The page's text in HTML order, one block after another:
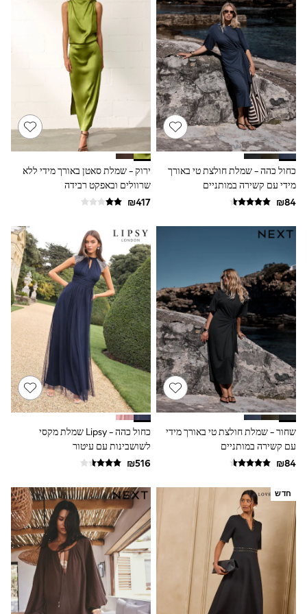
Sandals & Clogs
Baby & Toddler
Boots
Half Sizes
School Shoes
Slippers
Sneakers & Pumps
Wide Fit
Wellies
Tops
Dresses
Shorts
Skirts
Rash Vests
Sun Safe Swimwear
Sun Hats & Caps
Summer Dresses
Occasion and Party Dresses
Sequin Dresses
Short Sleeve Dresses
Longsleeve Dresses
100% Cotton Dresses
Gilets
Hooded
Parkas
Puffers
Raincoats
Shackets
Dresses
T-Shirts
Leggings
Pants
Underwear
Footwear
Multipack T-Shirts
Multipack Sleepsuits
Multipack Socks & Tights
Multipack Underwear
All Underwear
New In
Pyjamas
Thermals
Sleepsuits
Socks & Tights
כחול כהה - שמלת חולצת טי באורך
מידי עם קשירה במותניים
ירוק - שמלת סאטן באורך מידי ללא
שרוולים ובאפקט רבידה
שחור - שמלת חולצת טי באורך מידי
עם קשירה במותניים
כחול כהה - Lipsy שמלת מקסי
לשושבינות עם עיטור
חדש